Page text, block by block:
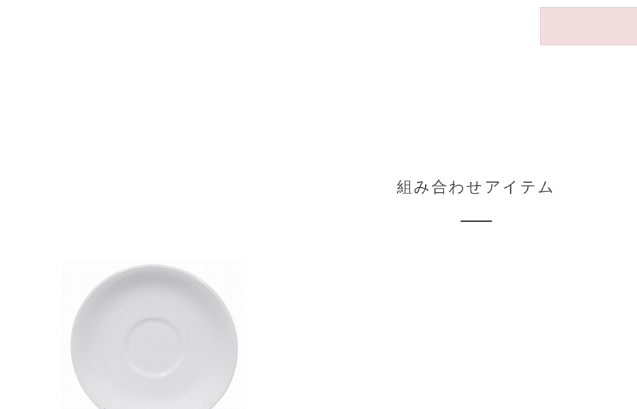
組み合わせアイテム